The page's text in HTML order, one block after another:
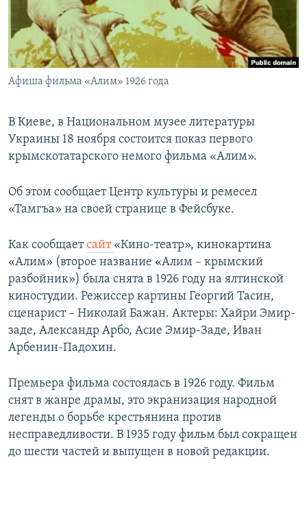
ПОБЕДИТЕЛЕЙ НЕ СУДЯТ?
КРЫМ.НЕПОКОРЕННЫЙ
ELIFBE
УКРАИНСКАЯ ПРОБЛЕМА КРЫМА
ПРИСОЕДИНЯЙТЕСЬ!
Афиша фильма «Алим» 1926 года
В Киеве, в Национальном музее литературы
Украины 18 ноября состоится показ первого
крымскотатарского немого фильма «Алим».
Об этом сообщает Центр культуры и ремесел
«Тамгъа» на своей странице в Фейсбуке.
Как сообщаетсайт «Кино-театр», кинокартина
«Алим» (второе название «Алим – крымский
разбойник») была снята в 1926 году на ялтинской
киностудии. Режиссер картины Георгий Тасин,
сценарист – Николай Бажан. Актеры: Хайри Эмир-
заде, Александр Арбо, Асие Эмир-Заде, Иван
Арбенин-Падохин.
Премьера фильма состоялась в 1926 году. Фильм
снят в жанре драмы, это экранизация народной
легенды о борьбе крестьянина против
несправедливости. В 1935 году фильм был сокращен
до шести частей и выпущен в новой редакции.